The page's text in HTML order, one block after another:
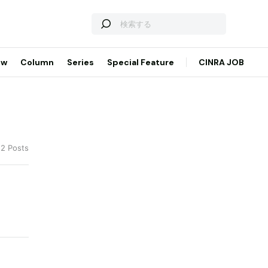
Column Series Special Feature CINRA JOB
Posts